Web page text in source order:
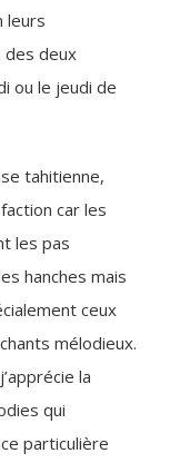
leurs
des deux
ou le jeudi de
tahitienne,
car les
les pas
hanches mais
ceux
mélodieux.
la
qui
particulière